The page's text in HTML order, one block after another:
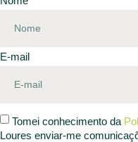
E-mail
Tomei conhecimento da
Loures enviar-me